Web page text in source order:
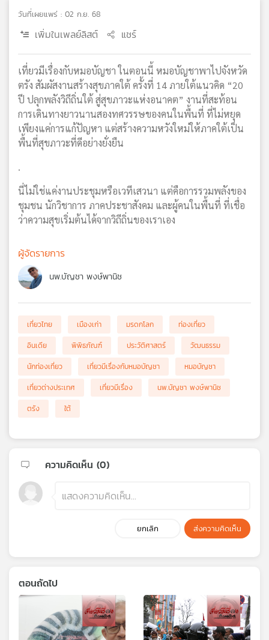
แผนที่
เครือ
วันที่เผยแพร่ : 02 ก.ย. 68
เพิ่มในเพลย์ลิสต์ แชร์
เที่ยวมีเรื่องกับหมอบัญชา ในตอนนี้ หมอบัญชาพาไปจังหวัด
ตรัง สัมผัสงานสร้างสุขภาคใต้ ครั้งที่ 14 ภายใต้แนวคิด “20
ปี ปลุกพลังวิถีถิ่นใต้ สู่สุขภาวะแห่งอนาคต” งานที่สะท้อน
การเดินทางยาวนานสองทศวรรษของคนในพื้นที่ ที่ไม่หยุด
เพียงแค่การแก้ปัญหา แต่สร้างความหวังใหม่ให้ภาคใต้เป็น
พื้นที่สุขภาวะที่ดีอย่างยั่งยืน
.
นี่ไม่ใช่แค่งานประชุมหรือเวทีเสวนา แต่คือการรวมพลังของ
ชุมชน นักวิชาการ ภาคประชาสังคม และผู้คนในพื้นที่ ที่เชื่อ
ว่าความสุขเริ่มต้นได้จากวิถีถิ่นของเราเอง
ผู้จัดรายการ
นพ.บัญชา พงษ์พานิช
เที่ยวไทย เมืองเก่า มรดกโลก
ท่องเที่ยว
อินเดีย
พิพิธภัณฑ์ ประวัติศาสตร์
วัฒนธรรม
นักท่องเที่ยว
เที่ยวมีเรื่องกับหมอบัญชา
หมอบัญชา
เที่ยวต่างประเทศ
เที่ยวมีเรื่อง
นพ.บัญชา พงษ์พานิช
ตรัง
ใต้
ความคิดเห็น (0)
ยกเลิก ส่งความคิดเห็น
ตอนถัดไป